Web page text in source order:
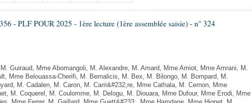
- PLF POUR 2025 - 1ère lecture (1ère assemblée saisie) - n° 324
Guiraud, Mme Abomangoli, M. Alexandre, M. Amard, Mme Amiot, Mme Amrani, M.
Mme Belouassa-Cherifi, M. Bernalicis, M. Bex, M. Bilongo, M. Bompard, M.
M. Cadalen, M. Caron, M. Carri&#232;re, Mme Cathala, M. Cernon, Mme
M. Coquerel, M. Coulomme, M. Delogu, M. Diouara, Mme Dufour, Mme Erodi, Mme